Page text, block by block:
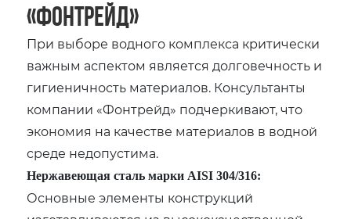
«Фонтрейд»
При выборе водного комплекса критически
важным аспектом является долговечность и
гигиеничность материалов. Консультанты
компании «Фонтрейд» подчеркивают, что
экономия на качестве материалов в водной
среде недопустима.
Нержавеющая сталь марки AISI 304/316:
Основные элементы конструкций